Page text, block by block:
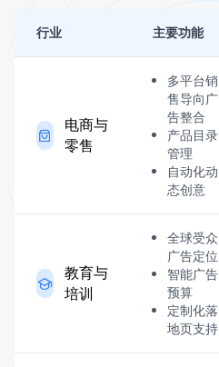
行业 主要功能
电商与
零售
多平台销
售导向广
告整合
产品目录
管理
自动化动
态创意
教育与
培训
全球受众
广告定位
智能广告
预算
定制化落
地页支持